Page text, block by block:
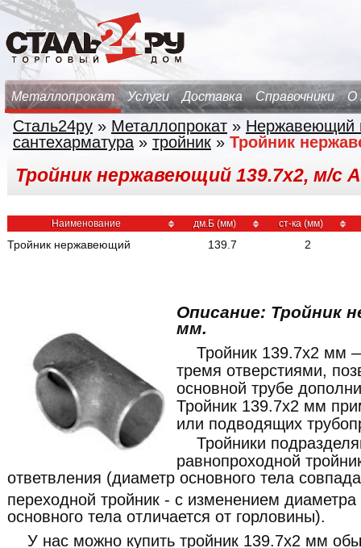
Металлопрокат Услуги Доставка Справочники О
Сталь24ру » Металлопрокат » Нержавеющий
сантехарматура » тройник » Тройник
Тройник нержавеющий 139.7х2, м/с
Наименование дм.Б (мм) ст-ка (мм)
Тройник нержавеющий 139.7 2
Описание: Тройник
мм.
Тройник 139.7x2 мм
тремя отверстиями,
основной трубе
Тройник 139.7x2 мм
или подводящих
Тройники
равнопроходной
ответвления (диаметр основного тела
переходной тройник - с изменением
основного тела отличается от горловины).
У нас можно купить тройник 139.7x2 мм